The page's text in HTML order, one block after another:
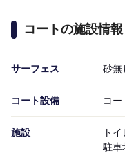
コートの施設情報
サーフェス 砂無
コート設備 コ
施設
ト
駐車